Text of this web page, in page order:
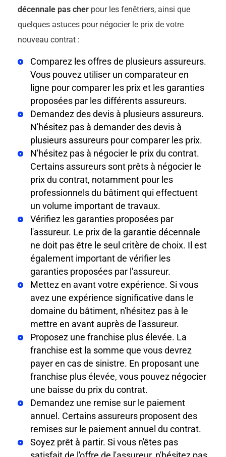
décennale pas cher pour les fenêtriers, ainsi que
quelques astuces pour négocier le prix de votre
nouveau contrat :
Comparez les offres de plusieurs assureurs.
Vous pouvez utiliser un comparateur en
ligne pour comparer les prix et les garanties
proposées par les différents assureurs.
Demandez des devis à plusieurs assureurs.
N'hésitez pas à demander des devis à
plusieurs assureurs pour comparer les prix.
N'hésitez pas à négocier le prix du contrat.
Certains assureurs sont prêts à négocier le
prix du contrat, notamment pour les
professionnels du bâtiment qui effectuent
un volume important de travaux.
Vérifiez les garanties proposées par
l'assureur. Le prix de la garantie décennale
ne doit pas être le seul critère de choix. Il est
également important de vérifier les
garanties proposées par l'assureur.
Mettez en avant votre expérience. Si vous
avez une expérience significative dans le
domaine du bâtiment, n'hésitez pas à le
mettre en avant auprès de l'assureur.
Proposez une franchise plus élevée. La
franchise est la somme que vous devrez
payer en cas de sinistre. En proposant une
franchise plus élevée, vous pouvez négocier
une baisse du prix du contrat.
Demandez une remise sur le paiement
annuel. Certains assureurs proposent des
remises sur le paiement annuel du contrat.
Soyez prêt à partir. Si vous n'êtes pas